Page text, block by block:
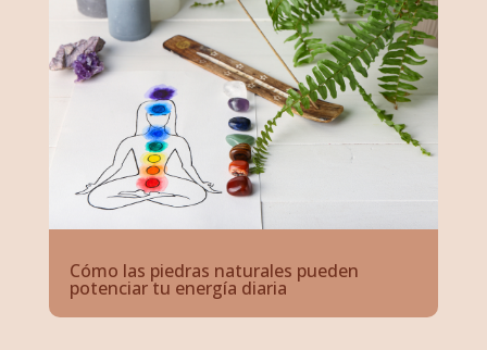
Cómo las piedras naturales pueden
potenciar tu energía diaria